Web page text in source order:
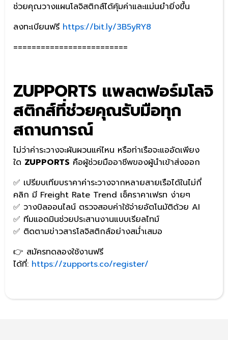
ช่วยคุณวางแผนโลจิสติกส์ได้คุ้มค่าและแม่นยำยิ่งขึ้น
ลงทะเบียนฟรี https://bit.ly/3B5yRY8
=========================
ZUPPORTS แพลตฟอร์มโลจิ
สติกส์ที่ช่วยคุณรับมือทุก
สถานการณ์
ไม่ว่าค่าระวางจะผันผวนแค่ไหน หรือท่าเรือจะแออัดเพียง
ใด ZUPPORTS คือผู้ช่วยมืออาชีพของผู้นำเข้าส่งออก
✅ เปรียบเทียบราคาค่าระวางจากหลายสายเรือได้ในไม่กี่
คลิก มี Freight Rate Trend เช็คราคาเฟรท ง่ายๆ
✅ วางบิลออนไลน์ ตรวจสอบค่าใช้จ่ายอัตโนมัติด้วย AI
✅ ทีมแอดมินช่วยประสานงานแบบเรียลไทม์
✅ ติดตามข่าวสารโลจิสติกส์อย่างสม่ำเสมอ
👉 สมัครทดลองใช้งานฟรี
ได้ที่: https://zupports.co/register/